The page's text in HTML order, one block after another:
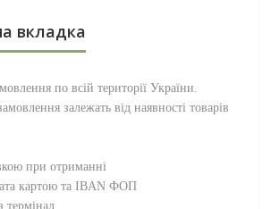
вкладка
по всій території України.
залежать від наявності товарів
при отриманні
картою та IBAN ФОП
термінал